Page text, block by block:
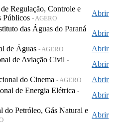
Regulação, Controle e
Públicos - AGERO
Abrir
das Águas do Paraná
Abrir
de Águas - AGERO
Abrir
de Aviação Civil -
Abrir
do Cinema - AGERO
Abrir
de Energia Elétrica -
Abrir
do Petróleo, Gás Natural e
Abrir